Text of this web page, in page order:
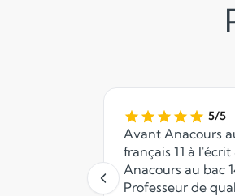
5/5
Avant Anacours
français 11 à l'écrit 8 à l'oral. Après
Anacours au bac
Professeur de